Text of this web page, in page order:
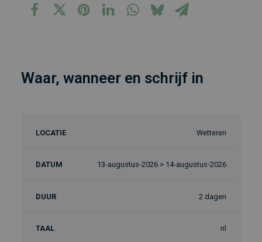
Waar, wanneer en schrijf in
Locatie Taal
Wetteren
13-augustus-2026 > 14-augustus-2026
2 dagen
nl